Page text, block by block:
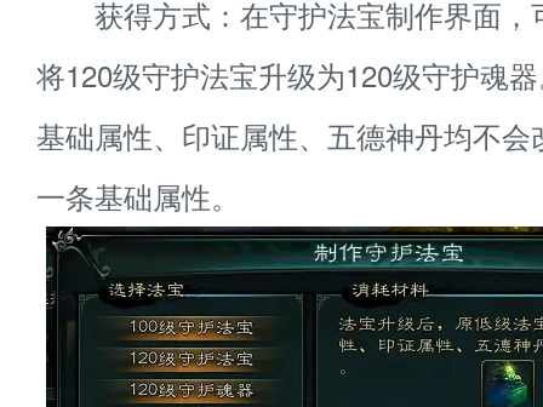
获得方式：在守护法宝制作界面，
将120级守护法宝升级为120级守护魂
基础属性、印证属性、五德神丹均不
一条基础属性。